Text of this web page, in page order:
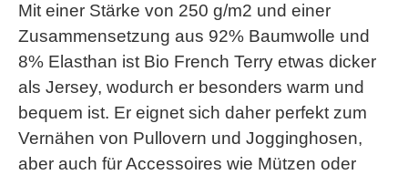
Mit einer Stärke von 250 g/m2 und einer
Zusammensetzung aus 92% Baumwolle und
8% Elasthan ist Bio French Terry etwas dicker
als Jersey, wodurch er besonders warm und
bequem ist. Er eignet sich daher perfekt zum
Vernähen von Pullovern und Jogginghosen,
aber auch für Accessoires wie Mützen oder